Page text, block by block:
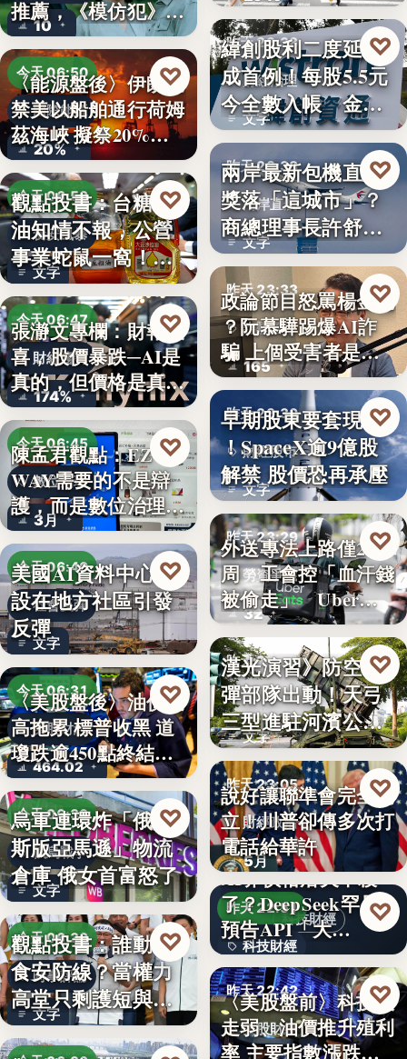
10
推薦，《模仿犯》
變…
今天 06:50
國際能源
20%
〈能源盤後〉伊朗擬
禁美以船舶通行荷姆
茲海峽 擬祭20%
貨…
♡
今天 06:50
食安風暴
文字
觀點投書：台糖毒
油知情不報，公營
事業蛇鼠一窩！人
民何堪？
♡
今天 06:47
財經趨勢
174%
張瀞文專欄：財報報
喜，股價暴跌─AI是
真的，但價格是真
的…
♡
今天 06:45
數位治理
3月
陳孟君觀點：EZ
WAY需要的不是辯
護，而是數位治理的
升…
♡
今天 06:40
社會反彈
文字
美國AI資料中心建
設在地方社區引發
反彈
♡
今天 06:31
美股財經
464.02
〈美股盤後〉油價走
高拖累 標普收黑 道
瓊跌逾450點終結…
♡
今天 06:30
俄烏戰爭
文字
烏軍連環炸「俄羅
斯版亞馬遜」物流
倉庫 俄女首富怒了
♡
今天 06:30
時事評論
文字
觀點投書：誰動了
食安防線？當權力
高堂只剩護短與卸
責
♡
昨天 23:38
財經治理
文字
緯創股利二度延發
成首例！每股5.5元
今全數入帳 金管
會曝…
♡
昨天 23:38
兩岸直航
文字
兩岸最新包機直航
獎落「這城市」？
商總理事長許舒博
透露8月…
♡
昨天 23:33
詐騙警示
165
政論節目怒罵楊金龍
？阮慕驊踢爆AI詐
騙 上個受害者是
「這…
♡
昨天 23:30
財經股市
文字
早期股東要套現了
！SpaceX逾9億股
解禁 股價恐再承壓
♡
昨天 23:29
勞資爭議
32
外送專法上路僅2
周 工會控「血汗錢
被偷走」 Uber…
♡
昨天 23:13
軍事演習
文字
漢光演習》防空飛
彈部隊出動！天弓
三型進駐河濱公
園 實地探…
♡
昨天 23:05
財經政治
5月
說好讓聯準會完全獨
立！川普卻傳多次打
電話給華許
♡
科技財經
昨天 22:51
科技財經
0.02
AI界價格屠夫不殺
了？DeepSeek罕見
預告API「大…
♡
昨天 22:42
美股財經
〈美股盤前〉科技股
走弱、油價推升殖利
率 主要指數漲跌互
♡